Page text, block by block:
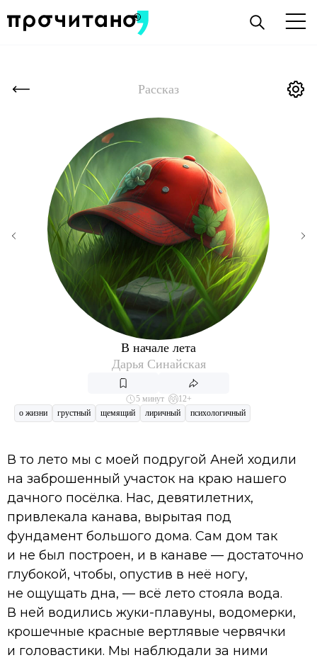
Рассказ
В начале лета
Дарья Синайская
5 минут
12+
о жизни
грустный щемящий лиричный психологичный
В то лето мы с моей подругой Аней ходили
на заброшенный участок на краю нашего
дачного посёлка. Нас, девятилетних,
привлекала канава, вырытая под
фундамент большого дома. Сам дом так
и не был построен, и в канаве — достаточно
глубокой, чтобы, опустив в неё ногу,
не ощущать дна, — всё лето стояла вода.
В ней водились жуки-плавуны, водомерки,
крошечные красные вертлявые червячки
и головастики. Мы наблюдали за ними